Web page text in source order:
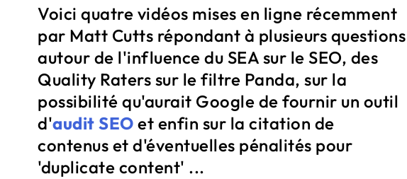
GEO - Edition 2026
Voici quatre vidéos mises en ligne récemment
par Matt Cutts répondant à plusieurs questions
autour de l'influence du SEA sur le SEO, des
Quality Raters sur le filtre Panda, sur la
possibilité qu'aurait Google de fournir un outil
d'audit SEO et enfin sur la citation de
contenus et d'éventuelles pénalités pour
'duplicate content' ...